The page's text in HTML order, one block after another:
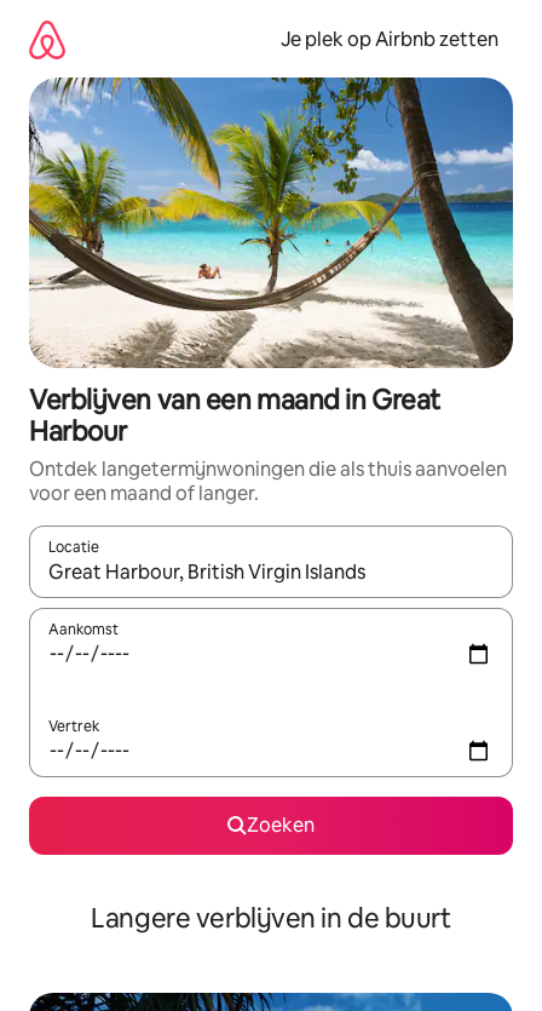
direct
naar
inhoud
Je plek op Airbnb zetten
Verblijven van een maand in Great
Harbour
Ontdek langetermijnwoningen die als thuis aanvoelen
voor een maand of langer.
Locatie
Wanneer er resultaten beschikbaar zijn, maak je een keuze
Aankomst
Vertrek
Zoeken
Langere verblijven in de buurt